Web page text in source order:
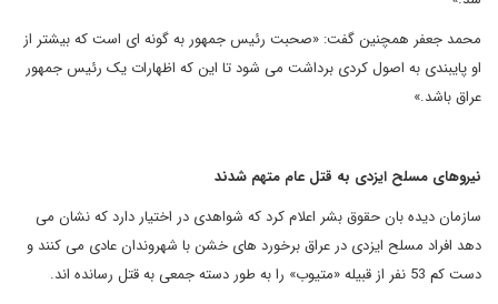
محمد جعفر همچنین گفت: «صحبت رئیس جمهور به گونه ای است که بیشتر از
او پایبندی به اصول کردی برداشت می شود تا این که اظهارات یک رئیس جمهور
عراق باشد.»
نیروهای مسلح ایزدی به قتل عام متهم شدند
سازمان دیده بان حقوق بشر اعلام کرد که شواهدی در اختیار دارد که نشان می
دهد افراد مسلح ایزدی در عراق برخورد های خشن با شهروندان عادی می کنند و
دست کم 53 نفر از قبیله «متیوب» را به طور دسته جمعی به قتل رسانده اند.